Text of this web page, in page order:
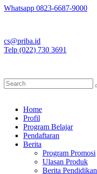
Whatsapp 0823-6687-9000
cs@priba.id
Telp (022) 730 3691
Home
Profil
Program Belajar
Pendaftaran
Berita
Program Promosi
Ulasan Produk
Berita Pendidikan